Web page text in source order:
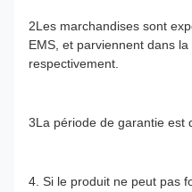
2Les marchandises sont
EMS, et parviennent dans
respectivement.
3La période de garantie est
4. Si le produit ne peut pas